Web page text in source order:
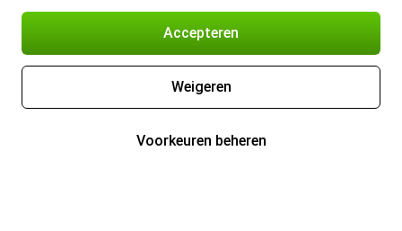
Accepteren
Weigeren
Voorkeuren beheren